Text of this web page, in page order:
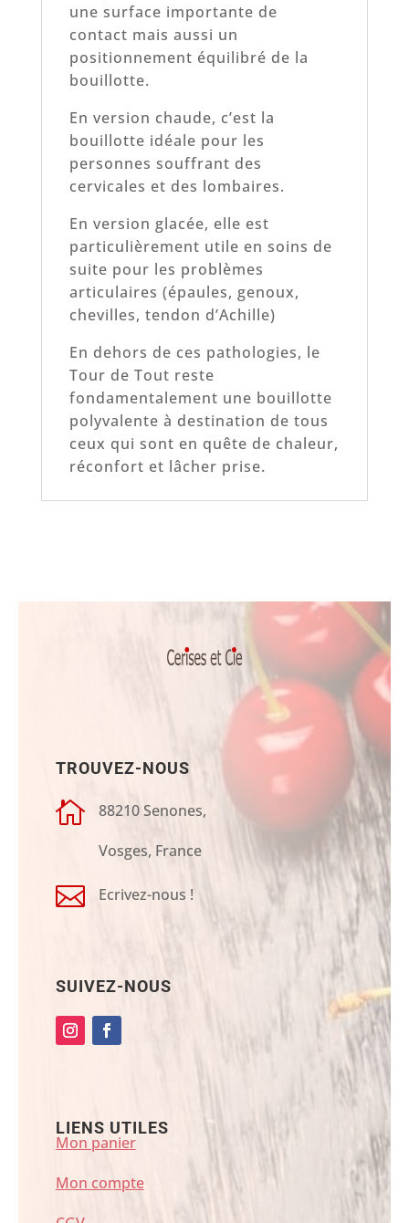
une surface importante de
contact mais aussi un
positionnement équilibré de la
bouillotte.
En version chaude, c’est la
bouillotte idéale pour les
personnes souffrant des
cervicales et des lombaires.
En version glacée, elle est
particulièrement utile en soins de
suite pour les problèmes
articulaires (épaules, genoux,
chevilles, tendon d’Achille)
En dehors de ces pathologies, le
Tour de Tout reste
fondamentalement une bouillotte
polyvalente à destination de tous
ceux qui sont en quête de chaleur,
réconfort et lâcher prise.
TROUVEZ-NOUS

88210 Senones,
Vosges, France
 Ecrivez-nous !
SUIVEZ-NOUS
LIENS UTILES
Mon panier
Mon compte